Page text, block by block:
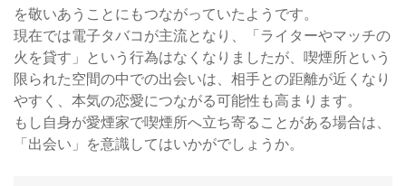
を敬いあうことにもつながっていたようです。
現在では電子タバコが主流となり、「ライターやマッチの
火を貸す」という行為はなくなりましたが、喫煙所という
限られた空間の中での出会いは、相手との距離が近くなり
やすく、本気の恋愛につながる可能性も高まります。
もし自身が愛煙家で喫煙所へ立ち寄ることがある場合は、
「出会い」を意識してはいかがでしょうか。